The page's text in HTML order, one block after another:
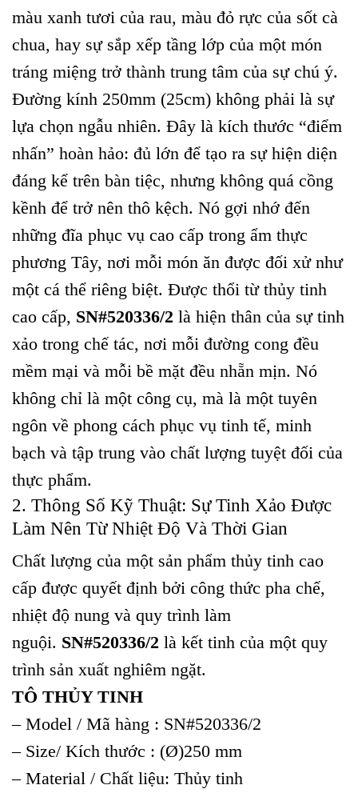
màu xanh tươi của rau, màu đỏ rực của sốt cà
chua, hay sự sắp xếp tầng lớp của một món
tráng miệng trở thành trung tâm của sự chú ý.
Đường kính 250mm (25cm) không phải là sự
lựa chọn ngẫu nhiên. Đây là kích thước “điểm
nhấn” hoàn hảo: đủ lớn để tạo ra sự hiện diện
đáng kể trên bàn tiệc, nhưng không quá cồng
kềnh để trở nên thô kệch. Nó gợi nhớ đến
những đĩa phục vụ cao cấp trong ẩm thực
phương Tây, nơi mỗi món ăn được đối xử như
một cá thể riêng biệt. Được thổi từ thủy tinh
cao cấp, SN#520336/2 là hiện thân của sự tinh
xảo trong chế tác, nơi mỗi đường cong đều
mềm mại và mỗi bề mặt đều nhẵn mịn. Nó
không chỉ là một công cụ, mà là một tuyên
ngôn về phong cách phục vụ tinh tế, minh
bạch và tập trung vào chất lượng tuyệt đối của
thực phẩm.
2. Thông Số Kỹ Thuật: Sự Tinh Xảo Được
Làm Nên Từ Nhiệt Độ Và Thời Gian
Chất lượng của một sản phẩm thủy tinh cao
cấp được quyết định bởi công thức pha chế,
nhiệt độ nung và quy trình làm
nguội. SN#520336/2 là kết tinh của một quy
trình sản xuất nghiêm ngặt.
TÔ THỦY TINH
– Model / Mã hàng : SN#520336/2
– Size/ Kích thước : (Ø)250 mm
– Material / Chất liệu: Thủy tinh